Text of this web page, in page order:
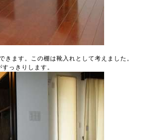
ます。この棚は靴入れとして考えました。
っきりします。